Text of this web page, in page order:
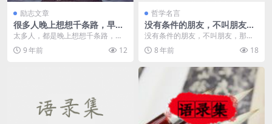
励志文章
很多人晚上想想千条路，早上
起来还是走老路
太多人，都是晚上想想千条路，早
上起来走老路。 三年前你选择离
开，去...
9 年前 12
哲学名言
没有条件的朋友，不叫朋友，
那叫手足了。—三毛
没有条件的朋友，不叫朋友，那叫
手足了。 ***** 旅行真正的快乐不
在于目的地，...
8 年前 18